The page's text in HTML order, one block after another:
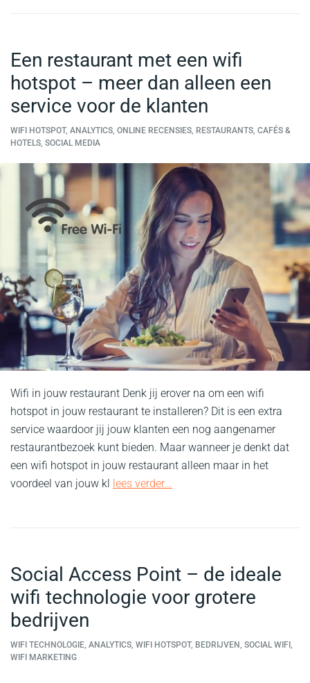
Een restaurant met een wifi
hotspot – meer dan alleen een
service voor de klanten
WIFI HOTSPOT, ANALYTICS, ONLINE RECENSIES, RESTAURANTS, CAFÉS &
HOTELS, SOCIAL MEDIA
Wifi in jouw restaurant Denk jij erover na om een wifi
hotspot in jouw restaurant te installeren? Dit is een extra
service waardoor jij jouw klanten een nog aangenamer
restaurantbezoek kunt bieden. Maar wanneer je denkt dat
een wifi hotspot in jouw restaurant alleen maar in het
voordeel van jouw kl lees verder...
Social Access Point – de ideale
wifi technologie voor grotere
bedrijven
WIFI TECHNOLOGIE, ANALYTICS, WIFI HOTSPOT, BEDRIJVEN, SOCIAL WIFI,
WIFI MARKETING